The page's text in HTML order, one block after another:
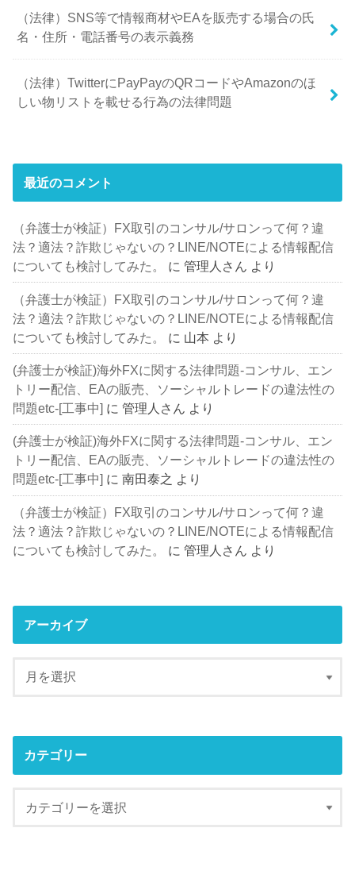
（法律）SNS等で情報商材やEAを販売する場合の氏
名・住所・電話番号の表示義務
（法律）TwitterにPayPayのQRコードやAmazonのほ
しい物リストを載せる行為の法律問題
最近のコメント
（弁護士が検証）FX取引のコンサル/サロンって何？違
法？適法？詐欺じゃないの？LINE/NOTEによる情報配信
についても検討してみた。
に管理人さん より
（弁護士が検証）FX取引のコンサル/サロンって何？違
法？適法？詐欺じゃないの？LINE/NOTEによる情報配信
についても検討してみた。
に 山本 より
(弁護士が検証)海外FXに関する法律問題-コンサル、エン
トリー配信、EAの販売、ソーシャルトレードの違法性の
問題etc-[工事中] に管理人さん より
(弁護士が検証)海外FXに関する法律問題-コンサル、エン
トリー配信、EAの販売、ソーシャルトレードの違法性の
問題etc-[工事中] に南田泰之 より
（弁護士が検証）FX取引のコンサル/サロンって何？違
法？適法？詐欺じゃないの？LINE/NOTEによる情報配信
についても検討してみた。
に管理人さん より
アーカイブ
カテゴリー